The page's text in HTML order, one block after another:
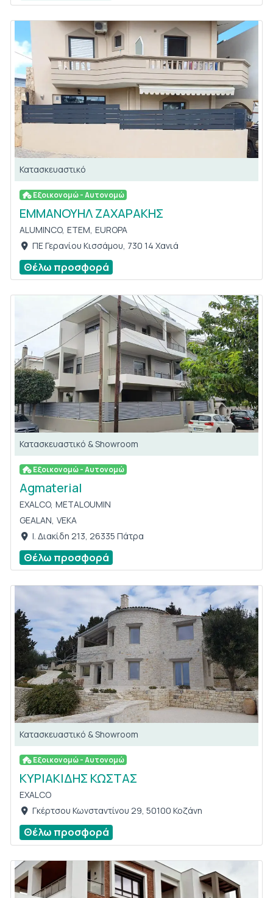
Κατασκευαστικό
Εξοικονομώ - Αυτονομώ
ΕΜΜΑΝΟΥΗΛ ΖΑΧΑΡΑΚΗΣ
ALUMINCO, ETEM, EUROPA
ΠΕ Γερανίου Κισσάμου, 730 14 Χανιά
Θέλω προσφορά
Κατασκευαστικό & Showroom
Εξοικονομώ - Αυτονομώ
Agmaterial
EXALCO, METALOUMIN
GEALAN, VEKA
Ι. Διακίδη 213, 26335 Πάτρα
Θέλω προσφορά
Κατασκευαστικό & Showroom
Εξοικονομώ - Αυτονομώ
ΚΥΡΙΑΚΙΔΗΣ ΚΩΣΤΑΣ
EXALCO
Γκέρτσου Κωνσταντίνου 29, 50100 Κοζάνη
Θέλω προσφορά